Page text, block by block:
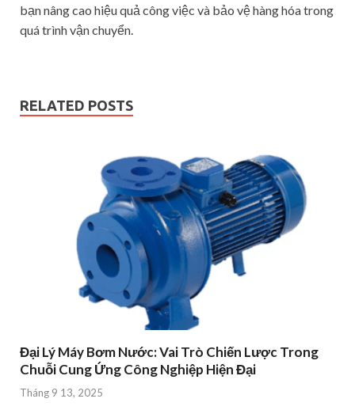
bạn nâng cao hiệu quả công việc và bảo vệ hàng hóa trong
quá trình vận chuyển.
RELATED POSTS
Đại Lý Máy Bơm Nước: Vai Trò Chiến Lược Trong
Chuỗi Cung Ứng Công Nghiệp Hiện Đại
Tháng 9 13, 2025